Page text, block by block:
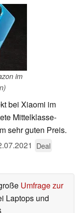
im
bei Xiaomi im
Mittelklasse-
sehr guten Preis.
Deal
Umfrage zur
Laptops und